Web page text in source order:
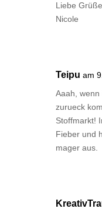
Liebe Grüße
Nicole
Teipu am
Aaah, wenn
zurueck
Stoffmarkt!
Fieber und
mager aus.